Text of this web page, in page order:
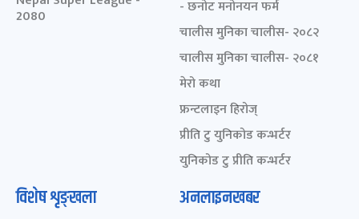
2080
- छनोट मनोनयन फर्म
चालीस मुनिका चालीस- २०८२
चालीस मुनिका चालीस- २०८१
मेरो कथा
फ्रन्टलाइन हिरोज्
प्रीति टु युनिकोड कन्भर्टर
युनिकोड टु प्रीति कन्भर्टर
विशेष शृङ्खला अनलाइनखबर